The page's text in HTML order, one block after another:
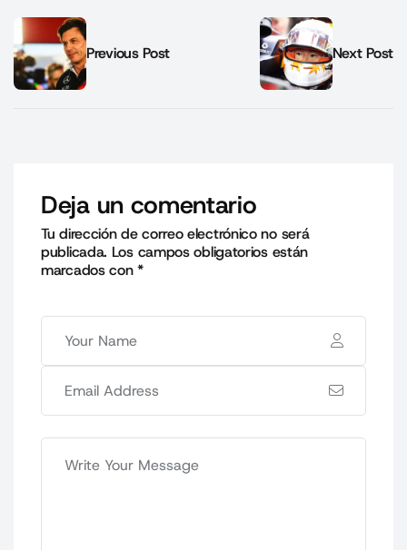
Previous Post Next Post
Deja un comentario
Tu dirección de correo electrónico no será
publicada. Los campos obligatorios están
marcados con*